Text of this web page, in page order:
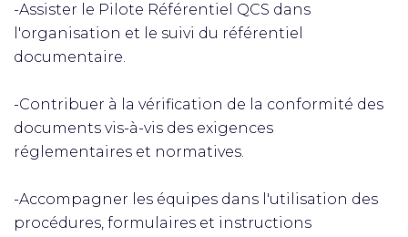
-Assister le Pilote Référentiel QCS dans
l'organisation et le suivi du référentiel
documentaire.
-Contribuer à la vérification de la conformité des
documents vis-à-vis des exigences
réglementaires et normatives.
-Accompagner les équipes dans l'utilisation des
procédures, formulaires et instructions